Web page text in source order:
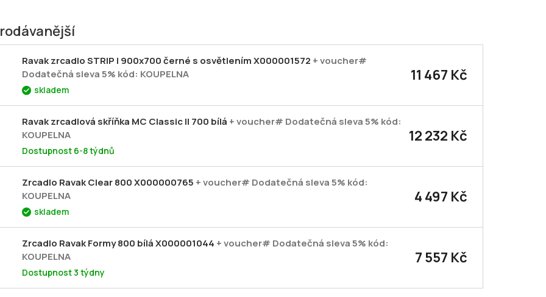
Ravak zrcadlo STRIP I 900x700 černé s osvětlením X000001572 + voucher#
Dodatečná sleva 5% kód: KOUPELNA
skladem
11 467 Kč
Ravak zrcadlová skříňka MC Classic II 700 bílá + voucher# Dodatečná sleva 5% kód:
KOUPELNA
Dostupnost 6-8 týdnů
12 232 Kč
Zrcadlo Ravak Clear 800 X000000765 + voucher# Dodatečná sleva 5% kód:
KOUPELNA
skladem
4 497 Kč
Zrcadlo Ravak Formy 800 bílá X000001044 + voucher# Dodatečná sleva 5% kód:
KOUPELNA
Dostupnost 3 týdny
7 557 Kč